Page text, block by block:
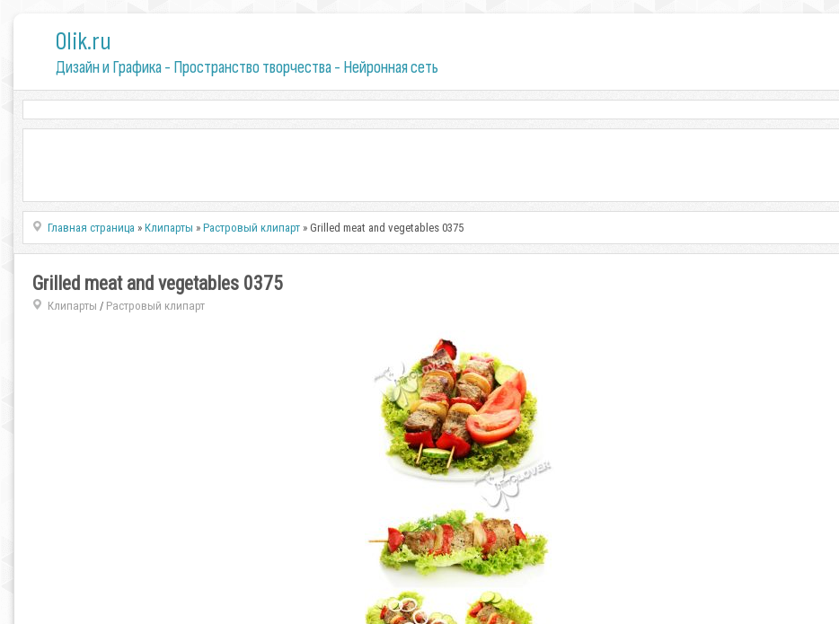
0lik.ru
Дизайн и Графика - Пространство творчества - Нейронная сеть
Главная страница »Клипарты »Растровый клипарт » Grilled meat and vegetables 0375
Grilled meat and vegetables 0375
Клипарты / Растровый клипарт